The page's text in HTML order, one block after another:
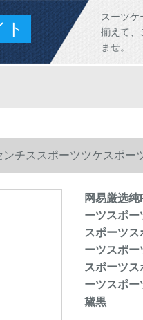
ト
スーツ
揃えて、
ませ。
チススポーツツケスポ
ポーツスポーツスポー
スポーツスポーツスポー
网易厳选
ーツスポ
スポーツ
ーツスポ
スポーツ
ーツスポ
黛黒